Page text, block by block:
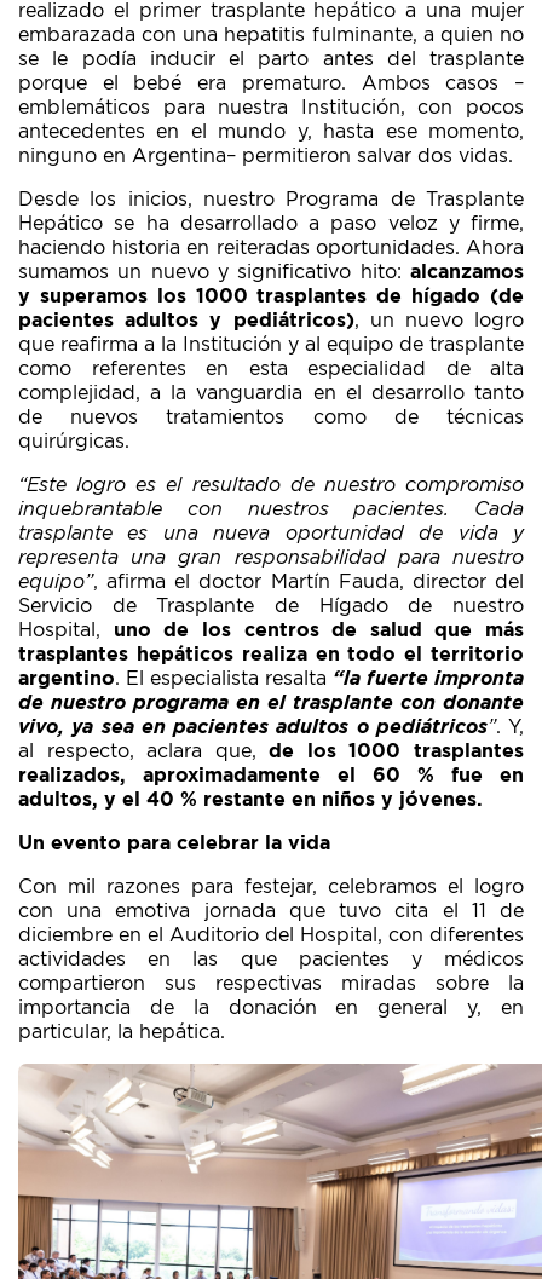
realizado el primer trasplante hepático a una mujer
embarazada con una hepatitis fulminante, a quien no
se le podía inducir el parto antes del trasplante
porque el bebé era prematuro. Ambos casos –
emblemáticos para nuestra Institución, con pocos
antecedentes en el mundo y, hasta ese momento,
ninguno en Argentina– permitieron salvar dos vidas.
Desde los inicios, nuestro Programa de Trasplante
Hepático se ha desarrollado a paso veloz y firme,
haciendo historia en reiteradas oportunidades. Ahora
sumamos un nuevo y significativo hito: alcanzamos
y superamos los 1000 trasplantes de hígado (de
pacientes adultos y pediátricos), un nuevo logro
que reafirma a la Institución y a l equipo de trasplante
como referentes en esta especialidad de alta
complejidad, a la vanguardia en el desarrollo tanto
de nuevos tratamientos como de técnicas
quirúrgicas.
“Este logro es el resultado de nuestro compromiso
inquebrantable con nuestros pacientes. Cada
trasplante es una nueva oportunidad de vida y
representa una gran responsabilidad para nuestro
equipo”, afirma el doctor Martín Fauda, director del
Servicio de Trasplante de Hígado de nuestro
Hospital, uno de los centros de salud que más
trasplantes hepáticos realiza en todo el territorio
argentino. El especialista resalta “la fuerte impronta
de nuestro programa en el trasplante con donante
vivo, ya sea en pacientes adultos o pediátricos”. Y,
al respecto, aclara que,de los 1000 trasplantes
realizados, aproximadamente el 60 % fue en
adultos, y el 40 % restante en niños y jóvenes.
Un evento para celebrar la vida
Con mil razones para festejar, celebramos el logro
con una emotiva jornada que tuvo cita el 11 de
diciembre en el Auditorio del Hospital, con diferentes
actividades en las que pacientes y médicos
compartieron sus respectivas miradas sobre la
importancia de la donación en general y, en
particular, la hepática.